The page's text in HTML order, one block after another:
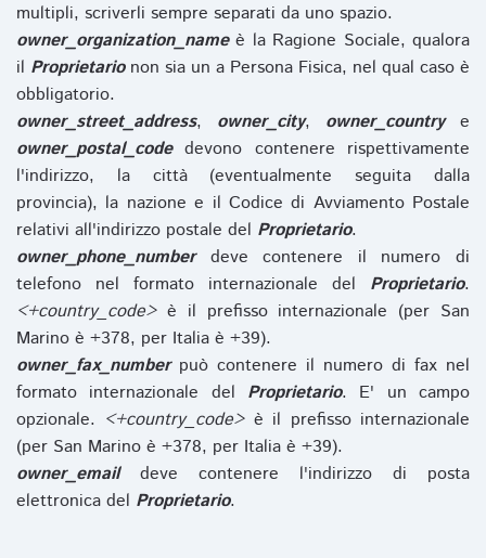
multipli, scriverli sempre separati da uno spazio.
owner_organization_nameè la Ragione Sociale, qualora
il Proprietarionon sia un a Persona Fisica, nel qual caso è
obbligatorio.
owner_street_address, owner_city, owner_countrye
owner_postal_codedevono contenere rispettivamente
l'indirizzo, la città (eventualmente seguita dalla
provincia), la nazione e il Codice di Avviamento Postale
relativi all'indirizzo postale del Proprietario.
owner_phone_numberdeve contenere il numero di
telefono nel formato internazionale del Proprietario.
<+country_code>è il prefisso internazionale (per San
Marino è +378, per Italia è +39).
owner_fax_numberpuò contenere il numero di fax nel
formato internazionale del Proprietario. E' un campo
opzionale. <+country_code>è il prefisso internazionale
(per San Marino è +378, per Italia è +39).
owner_emaildeve contenere l'indirizzo di posta
elettronica del Proprietario.